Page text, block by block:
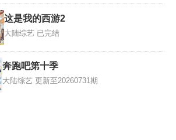
这是我的西游2
大陆综艺 已完结
奔跑吧第十季
大陆综艺 更新至20260731期